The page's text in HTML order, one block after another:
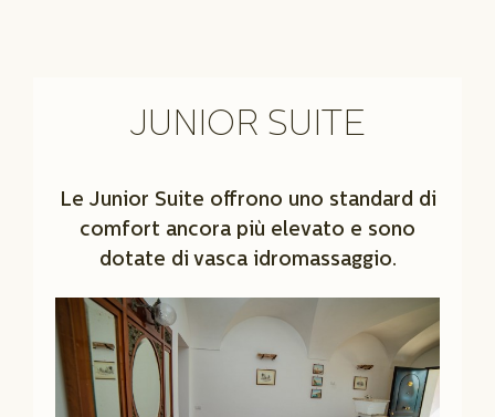
JUNIOR SUITE
Le Junior Suite offrono uno standard di
comfort ancora più elevato e sono
dotate di vasca idromassaggio.